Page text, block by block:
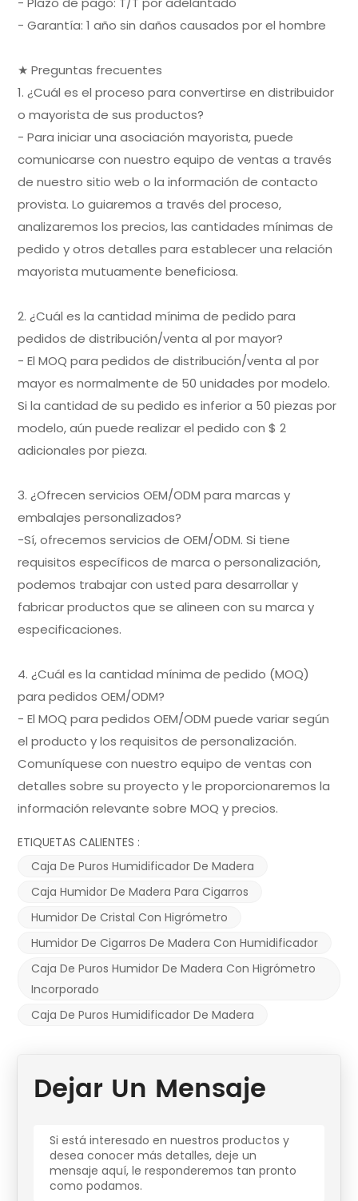
- Garantía: 1 año sin daños causados por el hombre
★ Preguntas frecuentes
1. ¿Cuál es el proceso para convertirse en distribuidor
o mayorista de sus productos?
- Para iniciar una asociación mayorista, puede
comunicarse con nuestro equipo de ventas a través
de nuestro sitio web o la información de contacto
provista. Lo guiaremos a través del proceso,
analizaremos los precios, las cantidades mínimas de
pedido y otros detalles para establecer una relación
mayorista mutuamente beneficiosa.
2. ¿Cuál es la cantidad mínima de pedido para
pedidos de distribución/venta al por mayor?
- El MOQ para pedidos de distribución/venta al por
mayor es normalmente de 50 unidades por modelo.
Si la cantidad de su pedido es inferior a 50 piezas por
modelo, aún puede realizar el pedido con $ 2
adicionales por pieza.
3. ¿Ofrecen servicios OEM/ODM para marcas y
embalajes personalizados?
-Sí, ofrecemos servicios de OEM/ODM. Si tiene
requisitos específicos de marca o personalización,
podemos trabajar con usted para desarrollar y
fabricar productos que se alineen con su marca y
especificaciones.
4. ¿Cuál es la cantidad mínima de pedido (MOQ)
para pedidos OEM/ODM?
- El MOQ para pedidos OEM/ODM puede variar según
el producto y los requisitos de personalización.
Comuníquese con nuestro equipo de ventas con
detalles sobre su proyecto y le proporcionaremos la
información relevante sobre MOQ y precios.
ETIQUETAS CALIENTES :
Caja De Puros Humidificador De Madera
Caja Humidor De Madera Para Cigarros
Humidor De Cristal Con Higrómetro
Humidor De Cigarros De Madera Con Humidificador
Caja De Puros Humidor De Madera Con Higrómetro
Incorporado
Caja De Puros Humidificador De Madera
Dejar Un Mensaje
Si está interesado en nuestros productos y
desea conocer más detalles, deje un
mensaje aquí, le responderemos tan pronto
como podamos.